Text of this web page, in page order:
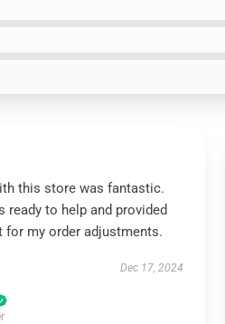
this store was fantastic.
ready to help and provided
for my order adjustments.
Dec 17, 2024